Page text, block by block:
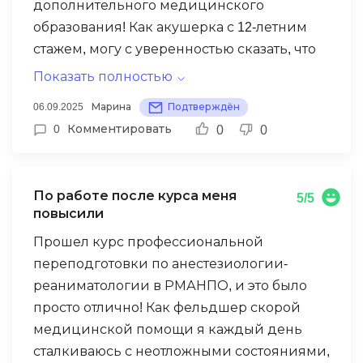
представлены на хорошем уровне.
Получил необходимые баллы НМО,
документы от Министерства образования
пришли в срок. Применяю полученные
знания в своей практике, особенно в
вопросах дифференциальной
диагностики неврологических и
что для полного погружения в
обучения с возможностью участия в
клинических разборах.
дополнительного медицинского
образования! Как акушерка с 12-летним
стажем, могу с уверенностью сказать, что
даже опытным специалистам этот курс
Образовательная программа включает все
современные аспекты ведения
гинекологии. Особенно ценными были
помощи при осложнениях беременности
и родов. Научно-педагогический состав
кафедры – специалисты высочайшего
уровня из ведущих перинатальных
центров России. В условиях
дистанционного обучения был обеспечен
Показать полностью
06.09.2025 Марина Подтверждён
0 Комментировать 0 0
По работе после курса меня
повысили
5/5
Прошел курс профессиональной
переподготовки по анестезиологии-
реаниматологии в РМАНПО, и это было
просто отлично! Как фельдшер скорой
медицинской помощи я каждый день
сталкиваюсь с неотложными состояниями,